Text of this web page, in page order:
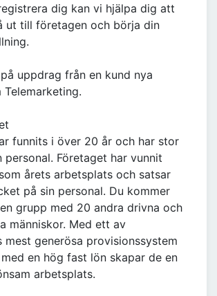
dig kan vi hjälpa dig att
ut till företagen och börja din
uppdrag från en kund nya
Telemarketing.
funnits i över 20 år och har stor
personal. Företaget har vunnit
årets arbetsplats och satsar
på sin personal. Du kommer
grupp med 20 andra drivna och
människor. Med ett av
mest generösa provisionssystem
en hög fast lön skapar de en
arbetsplats.